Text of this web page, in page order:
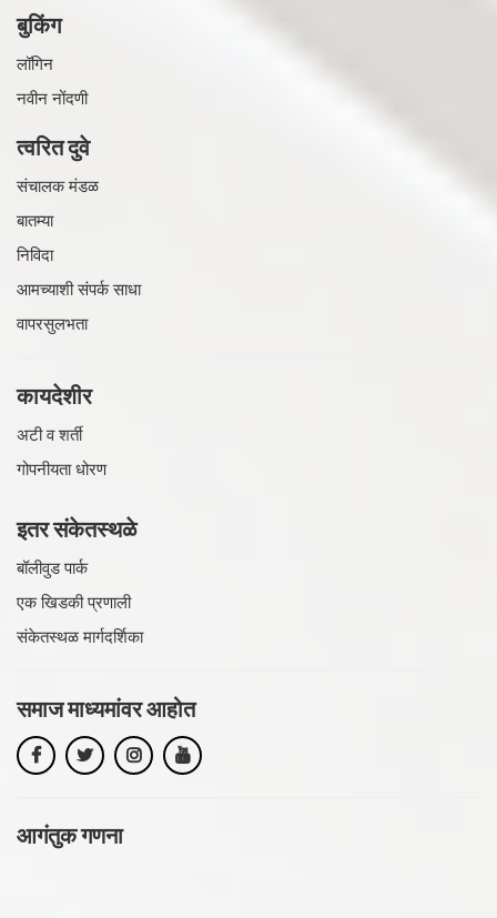
बुकिंग
लॉगिन
नवीन नोंदणी
त्वरित दुवे
संचालक मंडळ
बातम्या
निविदा
आमच्याशी संपर्क साधा
वापरसुलभता
कायदेशीर
अटी व शर्ती
गोपनीयता धोरण
इतर संकेतस्थळे
बॉलीवुड पार्क
एक खिडकी प्रणाली
संकेतस्थळ मार्गदर्शिका
समाज माध्यमांवरआहोत
आगंतुक गणना